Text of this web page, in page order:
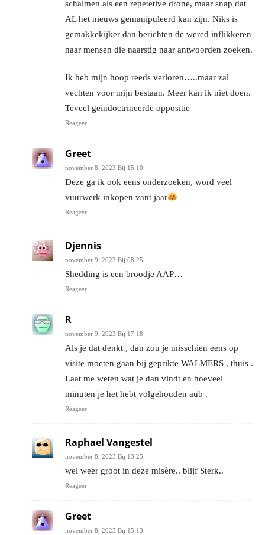
schalmen als een repetetive drone, maar snap dat
AL het nieuws gemanipuleerd kan zijn. Niks is
gemakkekijker dan berichten de wered inflikkeren
naar mensen die naarstig naar antwoorden zoeken.
Ik heb mijn hoop reeds verloren…..maar zal
vechten voor mijn bestaan. Meer kan ik niet doen.
Teveel geindoctrineerde oppositie
Reageer
Greet
november 8, 2023 Bij 15:10
Deze ga ik ook eens onderzoeken, word veel
vuurwerk inkopen vant jaar
Reageer
Djennis
november 9, 2023 Bij 08:25
Shedding is een broodje AAP…
Reageer
R
november 9, 2023 Bij 17:18
Als je dat denkt , dan zou je misschien eens op
visite moeten gaan bij geprikte WALMERS , thuis .
Laat me weten wat je dan vindt en hoeveel
minuten je het hebt volgehouden aub .
Reageer
Raphael Vangestel
november 8, 2023 Bij 13:25
wel weer groot in deze misère.. blijf Sterk..
Reageer
Greet
november 8, 2023 Bij 15:13